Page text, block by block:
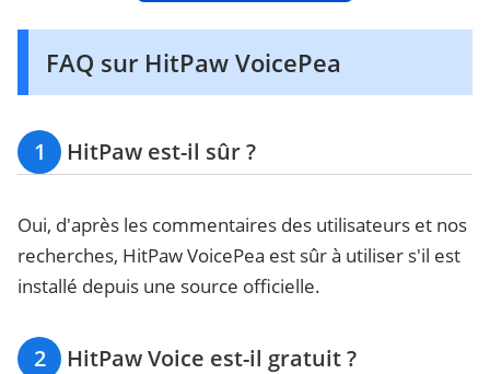
FAQ sur HitPaw VoicePea
1 HitPaw est-il sûr ?
Oui, d'après les commentaires des utilisateurs et nos
recherches, HitPaw VoicePea est sûr à utiliser s'il est
installé depuis une source officielle.
2 HitPaw Voice est-il gratuit ?